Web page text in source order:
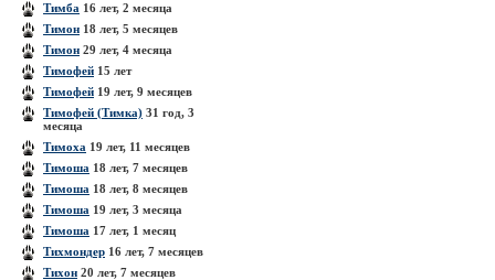
Тимба 16 лет, 2 месяца
Тимон 18 лет, 5 месяцев
Тимон 29 лет, 4 месяца
Тимофей 15 лет
Тимофей 19 лет, 9 месяцев
Тимофей (Тимка) 31 год, 3
месяца
Тимоха 19 лет, 11 месяцев
Тимоша 18 лет, 7 месяцев
Тимоша 18 лет, 8 месяцев
Тимоша 19 лет, 3 месяца
Тимоша 17 лет, 1 месяц
Тихмондер 16 лет, 7 месяцев
Тихон 20 лет, 7 месяцев